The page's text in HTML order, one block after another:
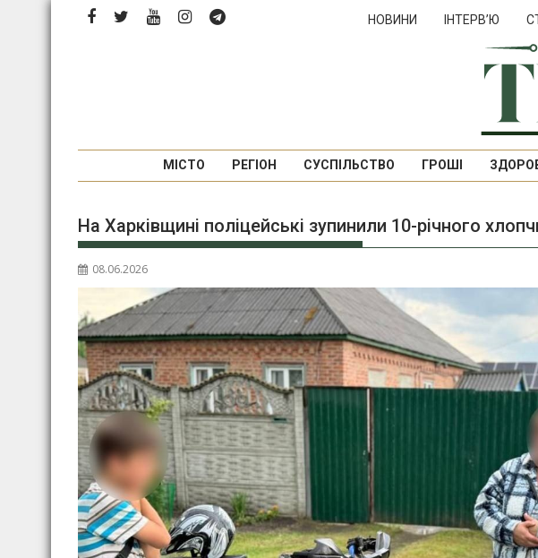
Перейти
НОВИНИ ІНТЕРВ’Ю
МІСТО РЕГІОН СУСПІЛЬСТВО ГРОШІ
На Харківщині поліцейські зупинили 10-річного
08.06.2026